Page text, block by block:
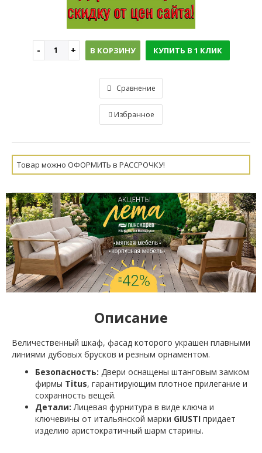
В КОРЗИНУ КУПИТЬ В 1 КЛИК
Сравнение
Избранное
Товар можно ОФОРМИТЬ в РАССРОЧКУ!
Описание
Величественный шкаф, фасад которого украшен плавными
линиями дубовых брусков и резным орнаментом.
Безопасность: Двери оснащены штанговым замком
фирмы Titus, гарантирующим плотное прилегание и
сохранность вещей.
Детали: Лицевая фурнитура в виде ключа и
ключевины от итальянской марки GIUSTI придает
изделию аристократичный шарм старины.